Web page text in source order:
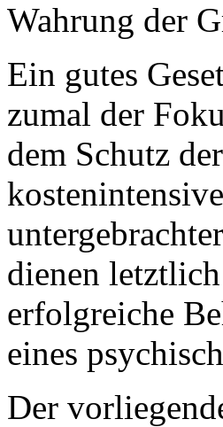
Wahrung der
Ein gutes
zumal der
dem Schutz
dienen
erfolgreiche
eines
Der